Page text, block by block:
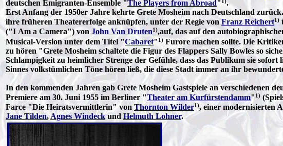
deutschen Emigranten-Ensemble "The Players from Abroad"
.
Erst Anfang der 1950er Jahre kehrte Grete Mosheim nach Deutschland
ihre früheren Theatererfolge anknüpfen, unter der Regie von Franz Reichert1)
("I Am a Camera") vonJohn Van Druten1),auf, das auf den
Musical-Version unter dem Titel "Cabaret" 1) Furore machen sollte. Die
zu hören "Grete Mosheim schaltete die Figur des Flappers Sally Bowles so
Schlampigkeit zu heimlicher Strenge der Gefühle, dass das Publikum sie
Sinnes volkstümlichen Töne hören ließ, die diese Stadt immer an ihr
In den kommenden Jahren gab Grete Mosheim Gastspiele an verschiedenen
Premiere am 30. Juni 1955 im Berliner "Theater am Kurfürstendamm" 1)
Farce "Die Heiratsvermittlerin" von Thornton Wilder1), einer modernisierten
Jane Tilden,Agnes Windeckund Helmuth Lohner.